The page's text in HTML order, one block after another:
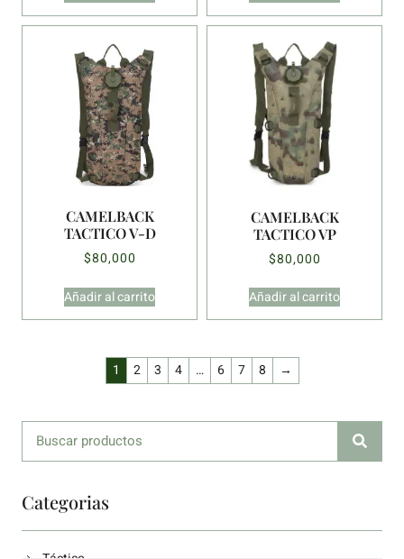
Categorias
CAMELBACK
TACTICO V-D
$80,000
Añadir al carrito
CAMELBACK
TACTICO VP
$80,000
Añadir al carrito
1 2 3 4 … 6 7 8 →